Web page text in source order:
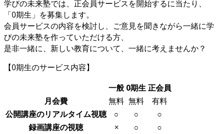
学びの未来塾では、正会員サービスを開始するに当たり、
「0期生」を募集します。
会員サービスの内容を検討し、ご意見を聞きながら一緒に学
びの未来塾を作っていただける方、
是非一緒に、新しい教育について、一緒に考えませんか？
【0期生のサービス内容】
一般 0期生正会員
月会費
無料 無料
有料
公開講座のリアルタイム視聴
○ ○
○
録画講座の視聴
× ○
○